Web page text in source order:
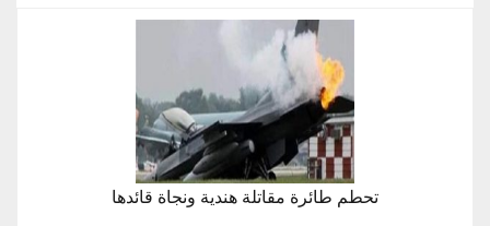
تحطم طائرة مقاتلة هندية ونجاة قائدها